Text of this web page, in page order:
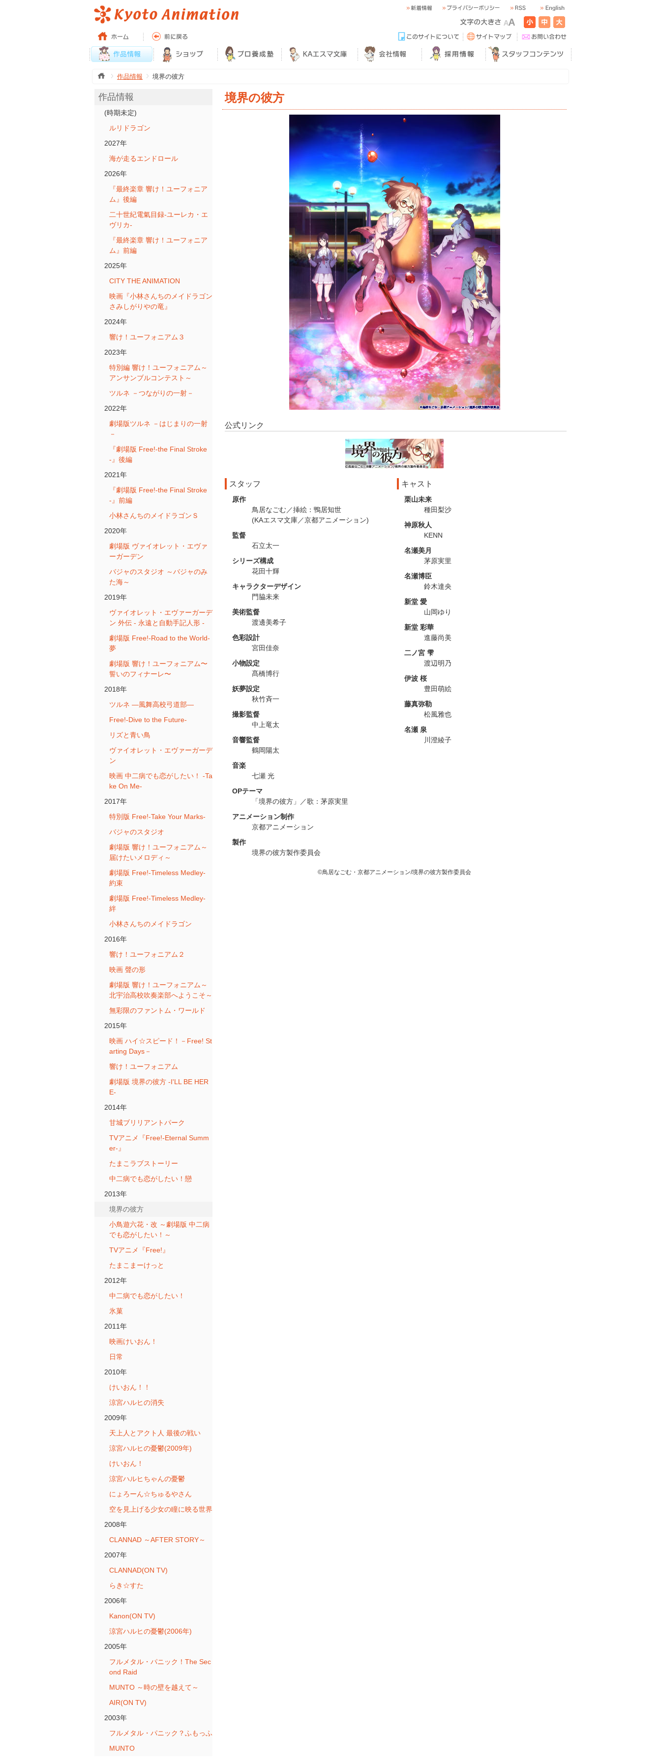
作品情報 境界の彼方
作品情報
(時期未定)
ルリドラゴン
2027年
海が走るエンドロール
2026年
『最終楽章 響け！ユーフォニア
ム』後編
二十世紀電氣目録-ユーレカ・エ
ヴリカ-
『最終楽章 響け！ユーフォニア
ム』前編
2025年
CITY THE ANIMATION
映画『小林さんちのメイドラゴン
さみしがりやの竜』
2024年
響け！ユーフォニアム３
2023年
特別編 響け！ユーフォニアム～
アンサンブルコンテスト～
ツルネ －つながりの一射－
2022年
劇場版ツルネ －はじまりの一射
－
『劇場版 Free!-the Final Stroke
-』後編
2021年
『劇場版 Free!-the Final Stroke
-』前編
小林さんちのメイドラゴンＳ
2020年
劇場版 ヴァイオレット・エヴァ
ーガーデン
バジャのスタジオ ～バジャのみ
た海～
2019年
ヴァイオレット・エヴァーガーデ
ン 外伝 - 永遠と自動手記人形 -
劇場版 Free!-Road to the World-
夢
劇場版 響け！ユーフォニアム〜
誓いのフィナーレ〜
2018年
ツルネ ―風舞高校弓道部―
Free!-Dive to the Future-
リズと青い鳥
ヴァイオレット・エヴァーガーデ
ン
映画 中二病でも恋がしたい！ -Ta
ke On Me-
2017年
特別版 Free!-Take Your Marks-
バジャのスタジオ
劇場版 響け！ユーフォニアム～
届けたいメロディ～
劇場版 Free!-Timeless Medley-
約束
劇場版 Free!-Timeless Medley-
絆
小林さんちのメイドラゴン
2016年
響け！ユーフォニアム２
映画 聲の形
劇場版 響け！ユーフォニアム～
北宇治高校吹奏楽部へようこそ～
無彩限のファントム・ワールド
2015年
映画 ハイ☆スピード！－Free! St
arting Days－
響け！ユーフォニアム
劇場版 境界の彼方 -I'LL BE HER
E-
2014年
甘城ブリリアントパーク
TVアニメ『Free!-Eternal Summ
er-』
たまこラブストーリー
中二病でも恋がしたい！戀
2013年
境界の彼方
小鳥遊六花・改 ～劇場版 中二病
でも恋がしたい！～
TVアニメ『Free!』
たまこまーけっと
2012年
中二病でも恋がしたい！
氷菓
2011年
映画けいおん！
日常
2010年
けいおん！！
涼宮ハルヒの消失
2009年
天上人とアクト人 最後の戦い
涼宮ハルヒの憂鬱(2009年)
けいおん！
涼宮ハルヒちゃんの憂鬱
にょろーん☆ちゅるやさん
空を見上げる少女の瞳に映る世界
2008年
CLANNAD ～AFTER STORY～
2007年
CLANNAD(ON TV)
らき☆すた
2006年
Kanon(ON TV)
涼宮ハルヒの憂鬱(2006年)
2005年
フルメタル・パニック！The Sec
ond Raid
MUNTO ～時の壁を越えて～
AIR(ON TV)
2003年
フルメタル・パニック？ふもっふ
MUNTO
境界の彼方
公式リンク
スタッフ
原作
鳥居なごむ／挿絵：鴨居知世
(KAエスマ文庫／京都アニメーション)
監督
石立太一
シリーズ構成
花田十輝
キャラクターデザイン
門脇未来
美術監督
渡邊美希子
色彩設計
宮田佳奈
小物設定
髙橋博行
妖夢設定
秋竹斉一
撮影監督
中上竜太
音響監督
鶴岡陽太
音楽
七瀬 光
OPテーマ
「境界の彼方」／歌：茅原実里
アニメーション制作
京都アニメーション
製作
境界の彼方製作委員会
キャスト
栗山未来
種田梨沙
神原秋人
KENN
名瀬美月
茅原実里
名瀬博臣
鈴木達央
新堂 愛
山岡ゆり
新堂 彩華
進藤尚美
二ノ宮 雫
渡辺明乃
伊波 桜
豊田萌絵
藤真弥勒
松風雅也
名瀬 泉
川澄綾子
©鳥居なごむ・京都アニメーション/境界の彼方製作委員会